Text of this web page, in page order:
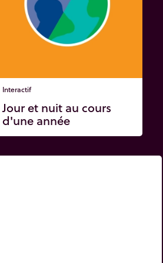
Interactif
Jour et nuit au cours
d'une année